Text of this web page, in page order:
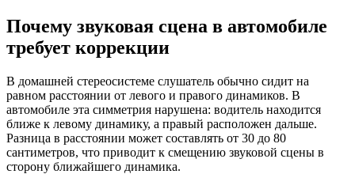
Почему звуковая сцена в автомобиле
требует коррекции
В домашней стереосистеме слушатель обычно сидит на
равном расстоянии от левого и правого динамиков. В
автомобиле эта симметрия нарушена: водитель находится
ближе к левому динамику, а правый расположен дальше.
Разница в расстоянии может составлять от 30 до 80
сантиметров, что приводит к смещению звуковой сцены в
сторону ближайшего динамика.